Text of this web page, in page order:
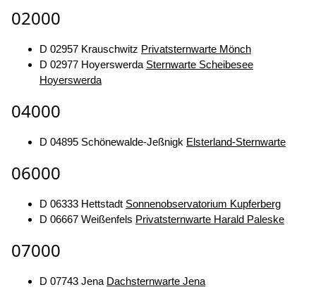
02000
D 02957 Krauschwitz Privatsternwarte Mönch
D 02977 Hoyerswerda Sternwarte Scheibesee
Hoyerswerda
04000
D 04895 Schönewalde-Jeßnigk Elsterland-Sternwarte
06000
D 06333 Hettstadt Sonnenobservatorium Kupferberg
D 06667 Weißenfels Privatsternwarte Harald Paleske
07000
D 07743 Jena Dachsternwarte Jena